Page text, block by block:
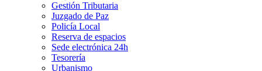
Gestión Tributaria
Juzgado de Paz
Policía Local
Reserva de espacios
Sede electrónica 24h
Tesorería
Urbanismo